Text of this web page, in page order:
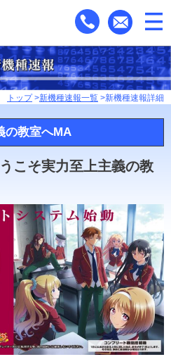
トップ>新機種速報一覧 >新機種速報詳細
の教室へMA
こそ実力至上主義の教